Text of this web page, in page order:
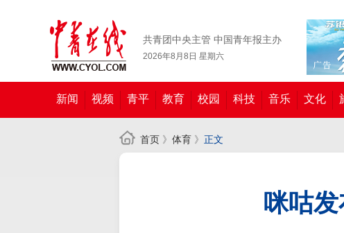
共青团中央主管 中国青年报主办
2026年8月8日 星期六
新闻 视频 青平 教育 校园 科技 音乐 文化
首页 》 体育 》 正文
咪咕